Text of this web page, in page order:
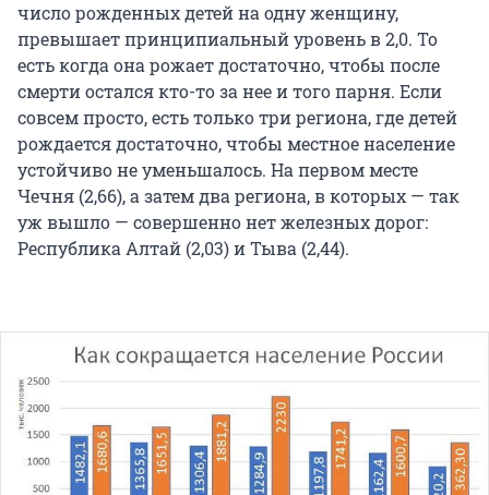
число рожденных детей на одну женщину,
превышает принципиальный уровень в 2,0. То
есть когда она рожает достаточно, чтобы после
смерти остался кто-то за нее и того парня. Если
совсем просто, есть только три региона, где детей
рождается достаточно, чтобы местное население
устойчиво не уменьшалось. На первом месте
Чечня (2,66), а затем два региона, в которых — так
уж вышло — совершенно нет железных дорог:
Республика Алтай (2,03) и Тыва (2,44).